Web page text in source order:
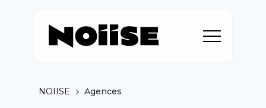
NOIISE Agences